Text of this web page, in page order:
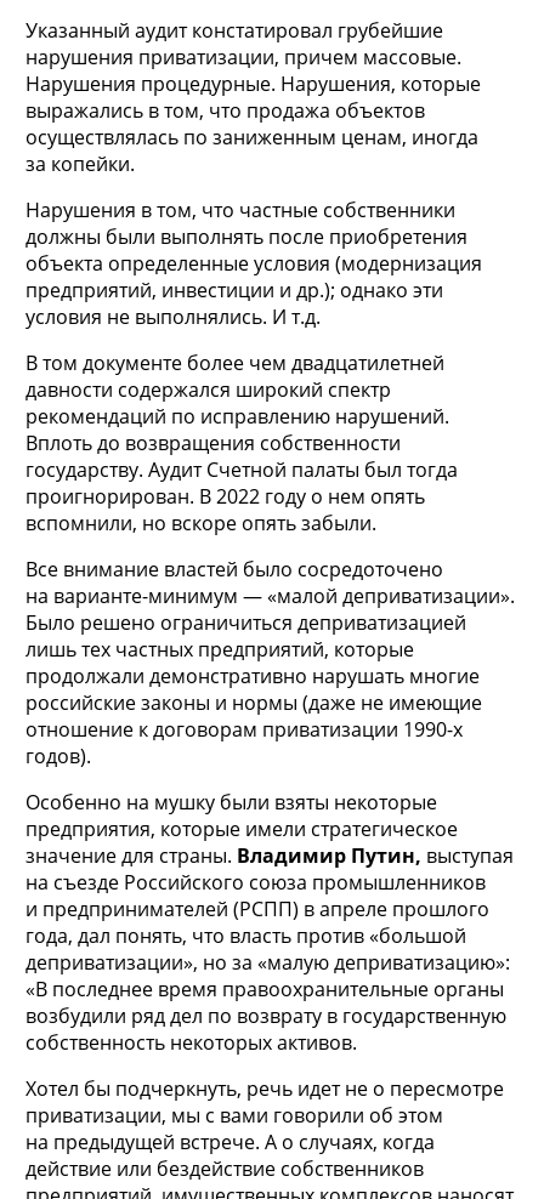
Указанный аудит констатировал грубейшие
нарушения приватизации, причем массовые.
Нарушения процедурные. Нарушения, которые
выражались в том, что продажа объектов
осуществлялась по заниженным ценам, иногда
за копейки.
Нарушения в том, что частные собственники
должны были выполнять после приобретения
объекта определенные условия (модернизация
предприятий, инвестиции и др.); однако эти
условия не выполнялись. И т.д.
В том документе более чем двадцатилетней
давности содержался широкий спектр
рекомендаций по исправлению нарушений.
Вплоть до возвращения собственности
государству. Аудит Счетной палаты был тогда
проигнорирован. В 2022 году о нем опять
вспомнили, но вскоре опять забыли.
Все внимание властей было сосредоточено
на варианте-минимум — «малой деприватизации».
Было решено ограничиться деприватизацией
лишь тех частных предприятий, которые
продолжали демонстративно нарушать многие
российские законы и нормы (даже не имеющие
отношение к договорам приватизации 1990-х
годов).
Особенно на мушку были взяты некоторые
предприятия, которые имели стратегическое
значение для страны. Владимир Путин, выступая
на съезде Российского союза промышленников
и предпринимателей (РСПП) в апреле прошлого
года, дал понять, что власть против «большой
деприватизации», но за «малую деприватизацию»:
«В последнее время правоохранительные органы
возбудили ряд дел по возврату в государственную
собственность некоторых активов.
Хотел бы подчеркнуть, речь идет не о пересмотре
приватизации, мы с вами говорили об этом
на предыдущей встрече. А о случаях, когда
действие или бездействие собственников